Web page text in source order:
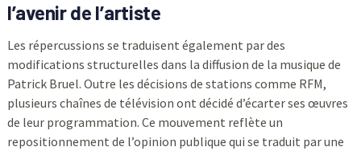
l’avenir de l’artiste
Les répercussions se traduisent également par des
modifications structurelles dans la diffusion de la musique de
Patrick Bruel. Outre les décisions de stations comme RFM,
plusieurs chaînes de télévision ont décidé d’écarter ses œuvres
de leur programmation. Ce mouvement reflète un
repositionnement de l’opinion publique qui se traduit par une